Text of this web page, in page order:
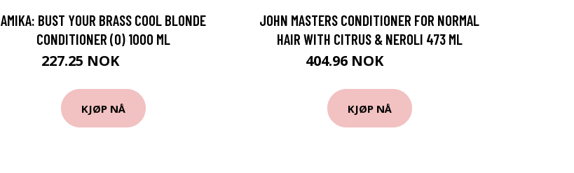
AMIKA: BUST YOUR BRASS COOL BLONDE
CONDITIONER (O) 1000 ML
227.25 NOK
KJØP NÅ
JOHN MASTERS CONDITIONER FOR NORMAL
HAIR WITH CITRUS & NEROLI 473 ML
404.96 NOK
KJØP NÅ